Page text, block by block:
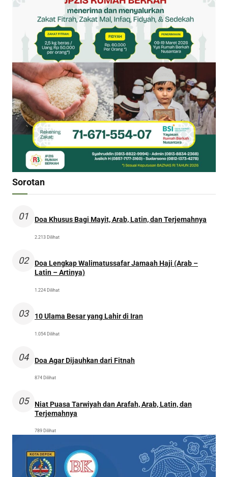
Sorotan
01 Doa Khusus Bagi Mayit, Arab, Latin, dan Terjemahnya
2.213 Dilihat
02
Doa Lengkap Walimatussafar Jamaah Haji (Arab –
Latin – Artinya)
1.224 Dilihat
03 10 Ulama Besar yang Lahir di Iran
1.054 Dilihat
04 Doa Agar Dijauhkan dari Fitnah
874 Dilihat
05
Niat Puasa Tarwiyah dan Arafah, Arab, Latin, dan
Terjemahnya
789 Dilihat